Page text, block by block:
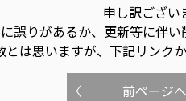
申し訳ござい
誤りがあるか、更新等に伴い
とは思いますが、下記リンク
前ページ